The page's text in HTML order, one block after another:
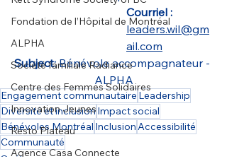
Fondation de l’Hôpital de Montréal
ALPHA
Société familiale Radiance
Centre des Femmes Solidaires
Innovation Jeunes
Resto Plateau
Agence Casa Connecte
Courriel :
leaders.wil@gm
ail.com
Subject: Bénévole accompagnateur -
ALPHA
Engagement communautaire Leadership
Diversité et inclusionImpact social
Bénévoles Montréal InclusionAccessibilité
Communauté
Québec